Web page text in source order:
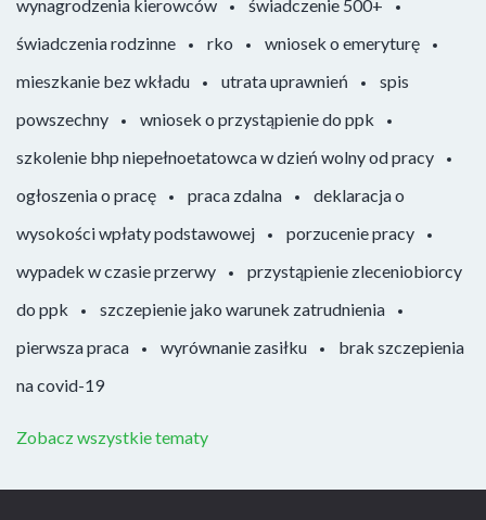
wynagrodzenia kierowców
świadczenie 500+
świadczenia rodzinne
rko
wniosek o emeryturę
mieszkanie bez wkładu
utrata uprawnień
spis
powszechny
wniosek o przystąpienie do ppk
szkolenie bhp niepełnoetatowca w dzień wolny od pracy
ogłoszenia o pracę
praca zdalna
deklaracja o
wysokości wpłaty podstawowej
porzucenie pracy
wypadek w czasie przerwy
przystąpienie zleceniobiorcy
do ppk
szczepienie jako warunek zatrudnienia
pierwsza praca
wyrównanie zasiłku
brak szczepienia
na covid-19
Zobacz wszystkie tematy